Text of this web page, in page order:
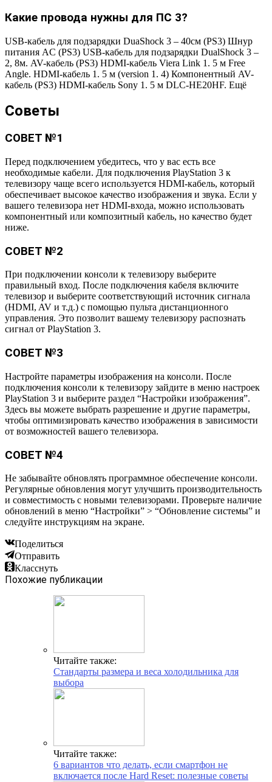
Какие провода нужны для ПС 3?
USB-кабель для подзарядки DuaShock 3 – 40см (PS3) Шнур
питания AC (PS3) USB-кабель для подзарядки DualShock 3 –
2, 8м. AV-кабель (PS3) HDMI-кабель Viera Link 1. 5 м Free
Angle. HDMI-кабель 1. 5 м (version 1. 4) Компонентный AV-
кабель (PS3) HDMI-кабель Sony 1. 5 м DLC-HE20HF. Ещё
Советы
СОВЕТ №1
Перед подключением убедитесь, что у вас есть все
необходимые кабели. Для подключения PlayStation 3 к
телевизору чаще всего используется HDMI-кабель, который
обеспечивает высокое качество изображения и звука. Если у
вашего телевизора нет HDMI-входа, можно использовать
компонентный или композитный кабель, но качество будет
ниже.
СОВЕТ №2
При подключении консоли к телевизору выберите
правильный вход. После подключения кабеля включите
телевизор и выберите соответствующий источник сигнала
(HDMI, AV и т.д.) с помощью пульта дистанционного
управления. Это позволит вашему телевизору распознать
сигнал от PlayStation 3.
СОВЕТ №3
Настройте параметры изображения на консоли. После
подключения консоли к телевизору зайдите в меню настроек
PlayStation 3 и выберите раздел “Настройки изображения”.
Здесь вы можете выбрать разрешение и другие параметры,
чтобы оптимизировать качество изображения в зависимости
от возможностей вашего телевизора.
СОВЕТ №4
Не забывайте обновлять программное обеспечение консоли.
Регулярные обновления могут улучшить производительность
и совместимость с новыми телевизорами. Проверьте наличие
обновлений в меню “Настройки” > “Обновление системы” и
следуйте инструкциям на экране.
Поделиться
Отправить
Класснуть
Похожие публикации
Читайте также:
Стандарты размера и веса холодильника для
выбора
Читайте также:
6 вариантов что делать, если смартфон не
включается после Hard Reset: полезные советы